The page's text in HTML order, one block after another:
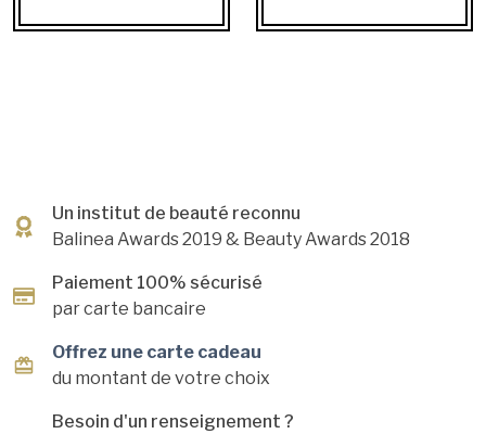
Un institut de beauté reconnu
Balinea Awards 2019 & Beauty Awards 2018
Paiement 100% sécurisé
par carte bancaire
Offrez une carte cadeau
du montant de votre choix
Besoin d'un renseignement ?